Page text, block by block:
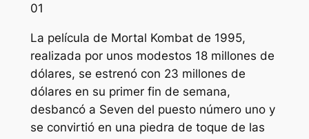
01
La película de Mortal Kombat de 1995,
realizada por unos modestos 18 millones de
dólares, se estrenó con 23 millones de
dólares en su primer fin de semana,
desbancó a Seven del puesto número uno y
se convirtió en una piedra de toque de las